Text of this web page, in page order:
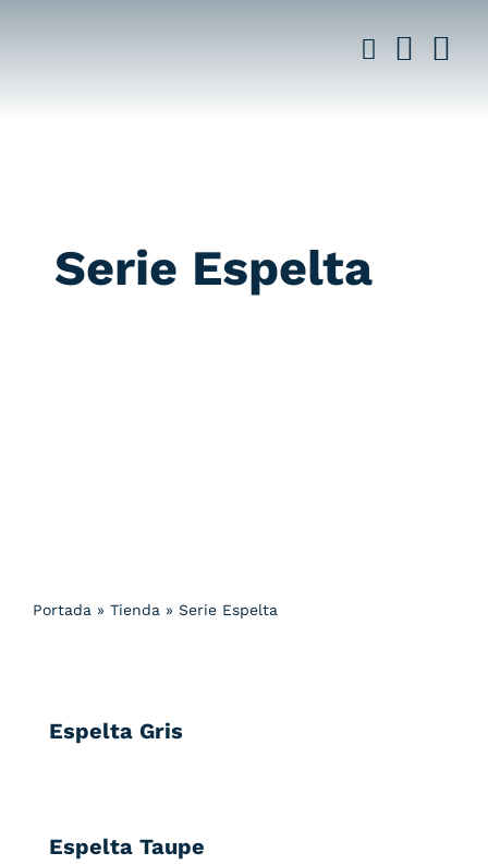
Serie Espelta
Portada » Tienda » Serie Espelta
Espelta Gris
Espelta Taupe